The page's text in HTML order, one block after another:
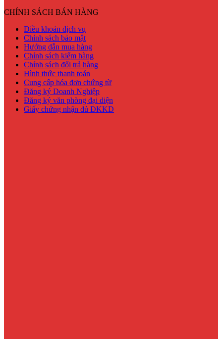
CHÍNH SÁCH BÁN HÀNG
Điều khoản dịch vụ
Chính sách bảo mật
Hướng dẫn mua hàng
Chính sách kiểm hàng
Chính sách đổi trả hàng
Hình thức thanh toán
Cung cấp hóa đơn chứng từ
Đăng ký Doanh Nghiệp
Đăng ký văn phòng đại diện
Giấy chứng nhận đủ ĐKKD